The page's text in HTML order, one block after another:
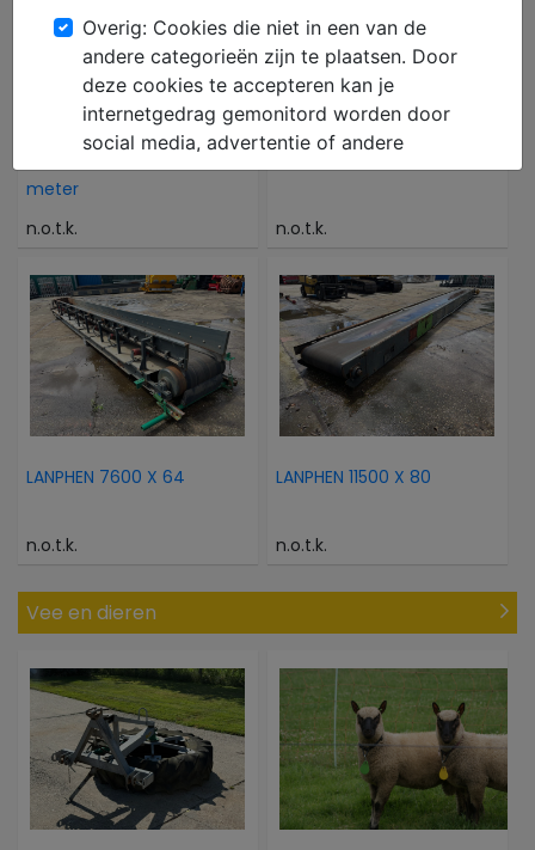
- Transportband 3.47
meter
n.o.t.k.
n.o.t.k.
LANPHEN 7600 X 64
n.o.t.k.
LANPHEN 11500 X 80
n.o.t.k.
Vee en dieren